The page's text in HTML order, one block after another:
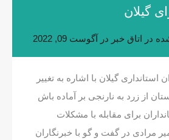
گیلان
در اتاق خبر در آگوست 09, 2022
گیلان با اشاره به تغییر
از زرد به نارنجی بر آماده باش
برای مقابله با مشکلات
مرادی در گفت و گو با خبرنگاران